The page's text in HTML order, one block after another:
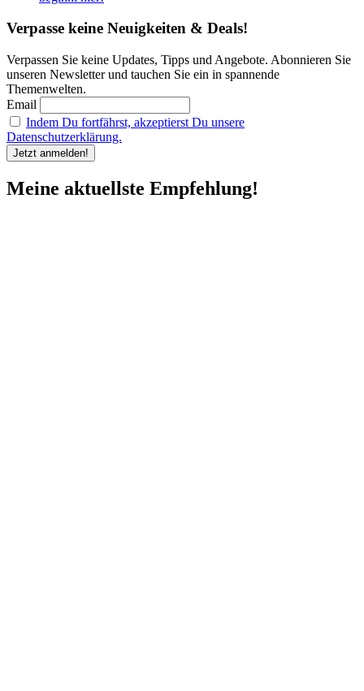
Verpasse keine Neuigkeiten & Deals!
Verpassen Sie keine Updates, Tipps und Angebote. Abonnieren Sie
unseren Newsletter und tauchen Sie ein in spannende
Themenwelten.
Email
Indem Du fortfährst, akzeptierst Du unsere
Datenschutzerklärung.
Meine aktuellste Empfehlung!